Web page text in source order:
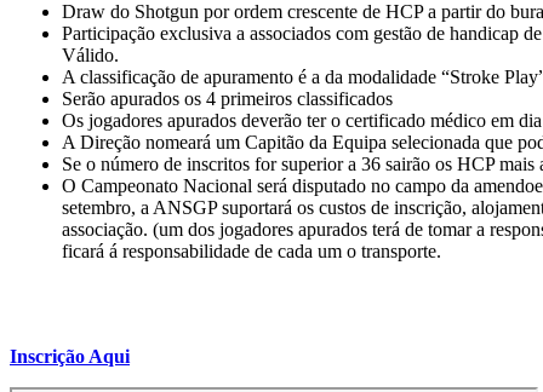
Draw do Shotgun por ordem crescente de HCP a partir do
Participação exclusiva a associados com gestão de handicap
Válido.
A classificação de apuramento é a da modalidade “Stroke
Serão apurados os 4 primeiros classificados
Os jogadores apurados deverão ter o certificado médico em
A Direção nomeará um Capitão da Equipa selecionada que
Se o número de inscritos for superior a 36 sairão os HCP mais
O Campeonato Nacional será disputado no campo da
setembro, a ANSGP suportará os custos de inscrição,
associação. (um dos jogadores apurados terá de tomar a
ficará á responsabilidade de cada um o transporte.
Inscrição Aqui